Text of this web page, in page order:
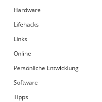
Hardware
Lifehacks
Links
Online
Persönliche Entwicklung
Software
Tipps